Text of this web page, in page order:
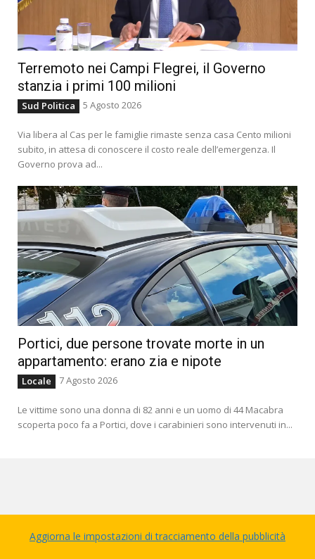
Terremoto nei Campi Flegrei, il Governo
stanzia i primi 100 milioni
Sud Politica 5 Agosto 2026
Via libera al Cas per le famiglie rimaste senza casa Cento milioni
subito, in attesa di conoscere il costo reale dell’emergenza. Il
Governo prova ad...
Portici, due persone trovate morte in un
appartamento: erano zia e nipote
Locale 7 Agosto 2026
Le vittime sono una donna di 82 anni e un uomo di 44 Macabra
scoperta poco fa a Portici, dove i carabinieri sono intervenuti in...
Aggiorna le impostazioni di tracciamento della pubblicità